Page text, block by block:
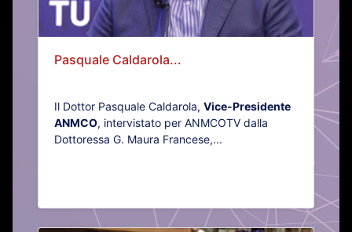
Pasquale Caldarola...
Il Dottor Pasquale Caldarola, Vice-Presidente
ANMCO, intervistato per ANMCOTV dalla
Dottoressa G. Maura Francese,...